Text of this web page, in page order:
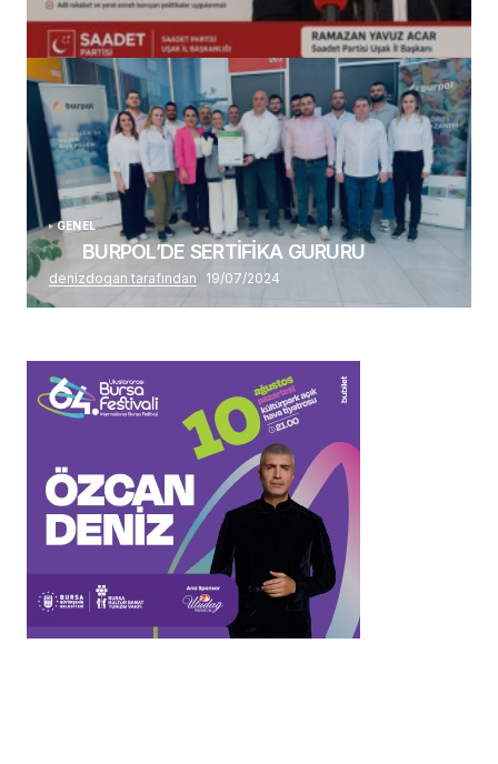
(başlıksız)
Alaattin Karahan tarafından 14/07/2026
GENEL
BURPOL’DE SERTİFİKA GURURU
denizdogan tarafından 19/07/2024